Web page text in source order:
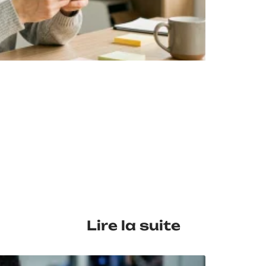
Lire la suite